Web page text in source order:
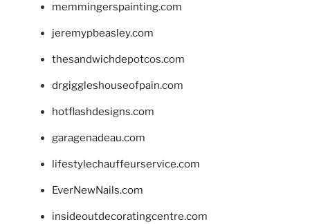
memmingerspainting.com
jeremypbeasley.com
thesandwichdepotcos.com
drgiggleshouseofpain.com
hotflashdesigns.com
garagenadeau.com
lifestylechauffeurservice.com
EverNewNails.com
insideoutdecoratingcentre.com